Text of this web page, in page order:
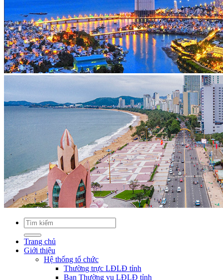
Trang chủ
Giới thiệu
Hệ thống tổ chức
Thường trực LĐLĐ tỉnh
Ban Thường vụ LĐLĐ tỉnh